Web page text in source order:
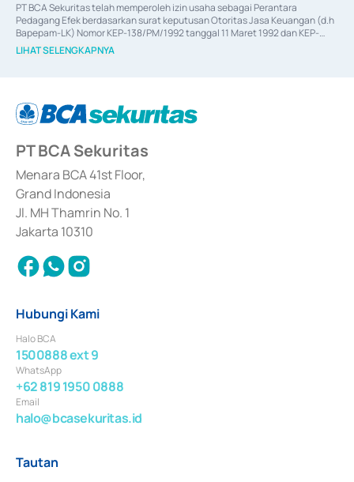
PT BCA Sekuritas telah memperoleh izin usaha sebagai Perantara
Pedagang Efek berdasarkan surat keputusan Otoritas Jasa Keuangan (d.h
Bapepam-LK) Nomor KEP-138/PM/1992 tanggal 11 Maret 1992 dan KEP-
06/D.04/2014 tanggal 28 Februari 2014, izin usaha sebagai Penjamin Emisi
Efek berdasarkan surat keputusan Otoritas Jasa Keuangan Nomor KEP-
berdasarkan surat keputusan Otoritas Jasa Keuangan Nomor S-
67/PM.21/2017 tanggal 3 Februari 2017, dan beberapa izin usaha lainnya
Sertifikat Deposito di Pasar Uang yang izinnya diterbitkan pada tahun 2017
dan izin usaha lainnya dari Bank Indonesia sebagai Lembaga Pendukung
Penerbitan, Transaksi, serta Penatausahaan dan Penyelesaian Transaksi
Surat Berharga Komersial yang izinnya diterbitkan pada tahun 2018.
LIHAT SELENGKAPNYA
PT BCA Sekuritas
Menara BCA 41st Floor,
Grand Indonesia
Jl. MH Thamrin No. 1
Jakarta 10310
Hubungi Kami
Halo BCA
1500888 ext 9
WhatsApp
+62 819 1950 0888
Email
halo@bcasekuritas.id
Tautan